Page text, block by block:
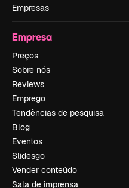
Empresas
Empresa
Preços
Sobre nós
Reviews
Emprego
Tendências de pesquisa
Blog
Eventos
Slidesgo
Vender conteúdo
Sala de imprensa